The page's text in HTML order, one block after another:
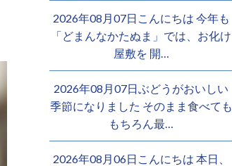
2026年08月07日こんにちは 今年も
「どまんなかたぬま」では、お化け
屋敷を 開…
2026年08月07日ぶどうがおいしい
季節になりました そのまま食べても
もちろん最…
2026年08月06日こんにちは 本日、